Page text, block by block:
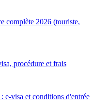
complète 2026 (touriste,
procédure et frais
e-visa et conditions d'entrée